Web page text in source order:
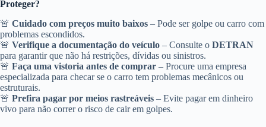
Proteger?
🚨 Cuidado com preços muito baixos – Pode ser golpe ou carro com
problemas escondidos.
🚨 Verifique a documentação do veículo – Consulte o DETRAN
para garantir que não há restrições, dívidas ou sinistros.
🚨 Faça uma vistoria antes de comprar – Procure uma empresa
especializada para checar se o carro tem problemas mecânicos ou
estruturais.
🚨 Prefira pagar por meios rastreáveis – Evite pagar em dinheiro
vivo para não correr o risco de cair em golpes.